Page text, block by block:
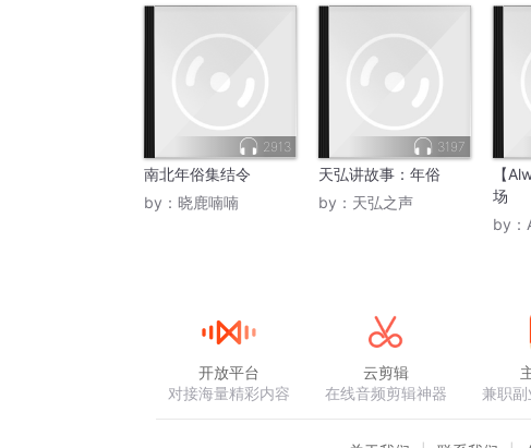
2913
南北年俗集结令
by： 晓鹿喃喃
3197
天弘讲故事：年俗
by： 天弘之声
【
场
by：
开放平台
对接海量精彩内容
云剪辑
在线音频剪辑神器
兼职